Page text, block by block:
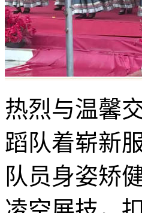
热烈与温馨
蹈队着崭新
队员身姿矫